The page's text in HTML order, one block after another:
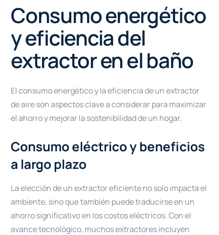
Consumo energético
y eficiencia del
extractor en el baño
El consumo energético y la eficiencia de un extractor
de aire son aspectos clave a considerar para maximizar
el ahorro y mejorar la sostenibilidad de un hogar.
Consumo eléctrico y beneficios
a largo plazo
La elección de un extractor eficiente no solo impacta el
ambiente, sino que también puede traducirse en un
ahorro significativo en los costos eléctricos. Con el
avance tecnológico, muchos extractores incluyen